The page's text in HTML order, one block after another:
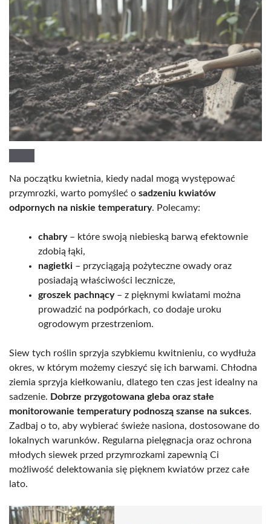
Na początku kwietnia, kiedy nadal mogą występować
przymrozki, warto pomyśleć o sadzeniu kwiatów
odpornych na niskie temperatury. Polecamy:
chabry– które swoją niebieską barwą efektownie
zdobią łąki,
nagietki – przyciągają pożyteczne owady oraz
posiadają właściwości lecznicze,
groszek pachnący– z pięknymi kwiatami można
prowadzić na podpórkach, co dodaje uroku
ogrodowym przestrzeniom.
Siew tych roślin sprzyja szybkiemu kwitnieniu, co wydłuża
okres, w którym możemy cieszyć się ich barwami. Chłodna
ziemia sprzyja kiełkowaniu, dlatego ten czas jest idealny na
sadzenie. Dobrze przygotowana gleba oraz stałe
monitorowanie temperatury podnoszą szanse na sukces.
Zadbaj o to, aby wybierać świeże nasiona, dostosowane do
lokalnych warunków. Regularna pielęgnacja oraz ochrona
młodych siewek przed przymrozkami zapewnią Ci
możliwość delektowania się pięknem kwiatów przez całe
lato.